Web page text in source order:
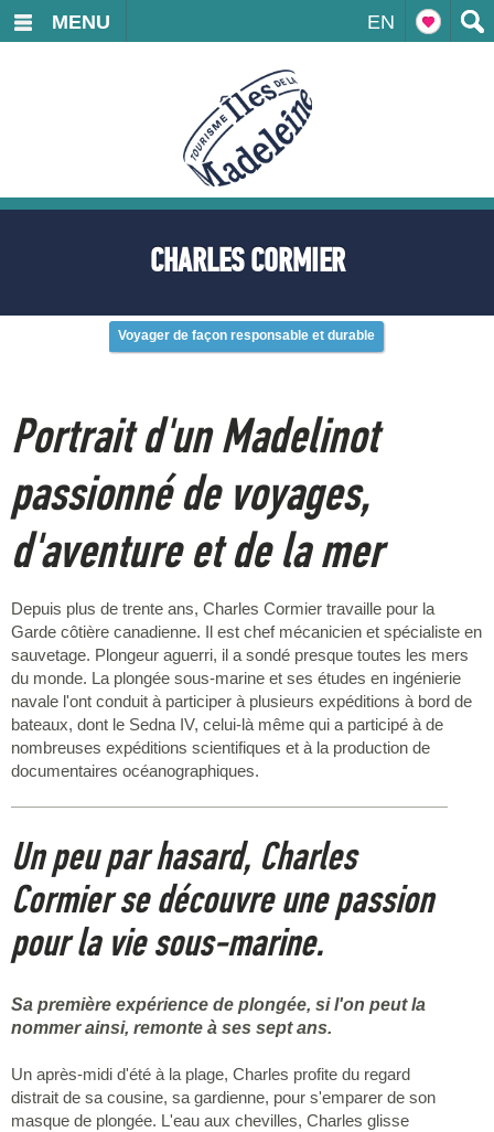
EN
MENU
CHARLES CORMIER
Voyager de façon responsable et durable
Portrait d'un Madelinot
passionné de voyages,
d'aventure et de la mer
Depuis plus de trente ans, Charles Cormier travaille pour la
Garde côtière canadienne. Il est chef mécanicien et spécialiste en
sauvetage. Plongeur aguerri, il a sondé presque toutes les mers
du monde. La plongée sous-marine et ses études en ingénierie
navale l'ont conduit à participer à plusieurs expéditions à bord de
bateaux, dont le Sedna IV, celui-là même qui a participé à de
nombreuses expéditions scientifiques et à la production de
documentaires océanographiques.
Un peu par hasard, Charles
Cormier se découvre une passion
pour la vie sous-marine.
Sa première expérience de plongée, si l'on peut la
nommer ainsi, remonte à ses sept ans.
Un après-midi d'été à la plage, Charles profite du regard
distrait de sa cousine, sa gardienne, pour s'emparer de son
masque de plongée. L'eau aux chevilles, Charles glisse